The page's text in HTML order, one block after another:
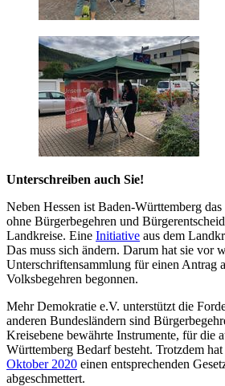
Unterschreiben auch Sie!
Neben Hessen ist Baden-Württemberg
ohne Bürgerbegehren und
Landkreise. Eine Initiative aus dem
Das muss sich ändern. Darum hat sie vor
Unterschriftensammlung für einen Antrag
Volksbegehren begonnen.
Mehr Demokratie e.V. unterstützt die
anderen Bundesländern sind
Kreisebene bewährte Instrumente, für die
Württemberg Bedarf besteht. Trotzdem
Oktober 2020 einen entsprechenden
abgeschmettert.